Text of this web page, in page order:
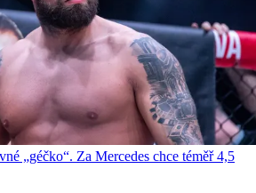
„géčko“. Za Mercedes chce téměř 4,5